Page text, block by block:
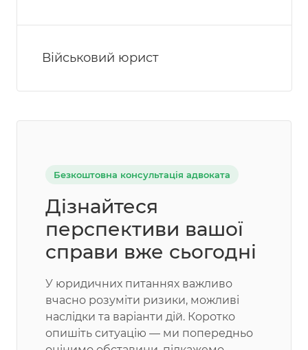
Військовий юрист
Безкоштовна консультація адвоката
Дізнайтеся
перспективи вашої
справи вже сьогодні
У юридичних питаннях важливо
вчасно розуміти ризики, можливі
наслідки та варіанти дій. Коротко
опишіть ситуацію — ми попередньо